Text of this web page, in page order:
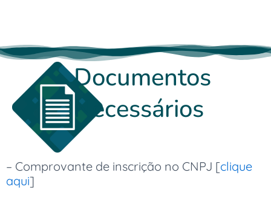
Documentos
Necessários
– Comprovante de inscrição no CNPJ [clique
aqui]